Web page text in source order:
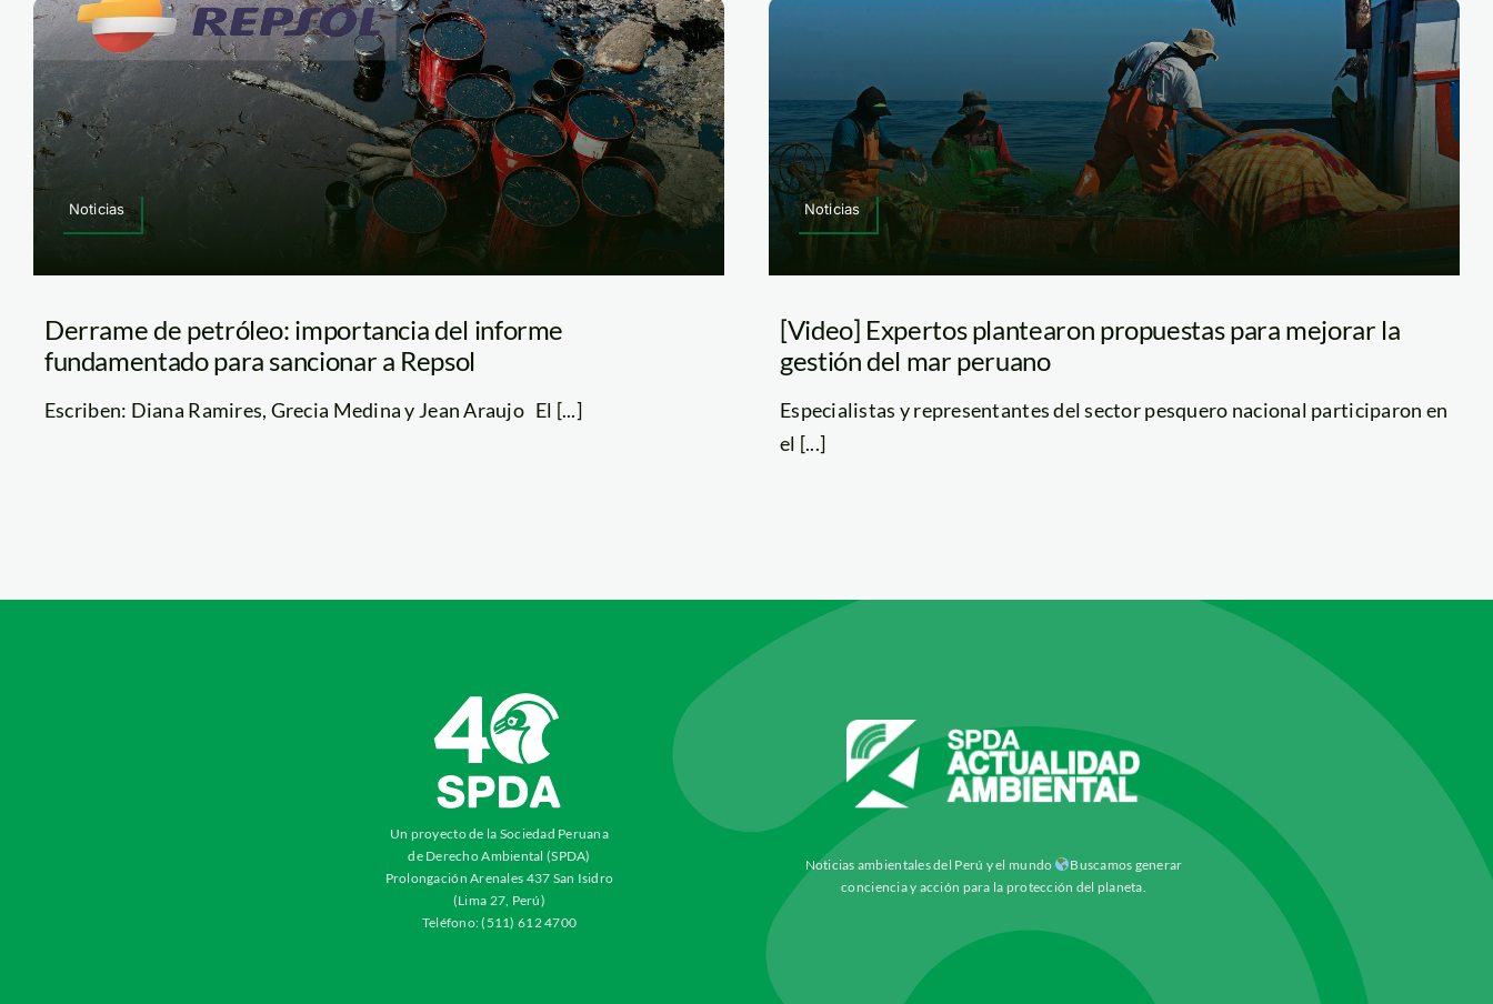
Noticias
Derrame de petróleo: importancia del informe
fundamentado para sancionar a Repsol
Escriben: Diana Ramires, Grecia Medina y Jean Araujo El [...]
Noticias
[Video] Expertos plantearon propuestas para mejorar la
gestión del mar peruano
Especialistas y representantes del sector pesquero nacional participaron en
el [...]
Un proyecto de la Sociedad Peruana
de Derecho Ambiental (SPDA)
Prolongación Arenales 437 San Isidro
(Lima 27, Perú)
Teléfono: (511) 612 4700
Noticias ambientales del Perú y el mundo
Buscamos generar
conciencia y acción para la protección del planeta.